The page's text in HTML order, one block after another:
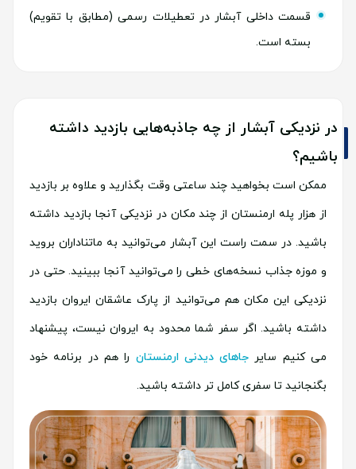
قسمت داخلی آبشار در تعطیلات رسمی (مطابق با تقویم)
بسته است.
در نزدیکی آبشار از چه جاذبه‌هایی بازدید داشته
باشیم؟
ممکن است بخواهید چند ساعتی وقت بگذارید و علاوه بر بازدید
از هزار پله ارمنستان از چند مکان در نزدیکی آنجا بازدید داشته
باشید. در سمت راست این آبشار می‌توانید به ماتناداران بروید
و موزه جذاب نسخه‌های خطی را می‌توانید آنجا ببینید. حتی در
نزدیکی این مکان هم می‌توانید از پارک عاشقان ایروان بازدید
داشته باشید. اگر سفر شما محدود به ایروان نیست، پیشنهاد
می کنیم سایر جاهای دیدنی ارمنستان را هم در برنامه خود
بگنجانید تا سفری کامل تر داشته باشید.